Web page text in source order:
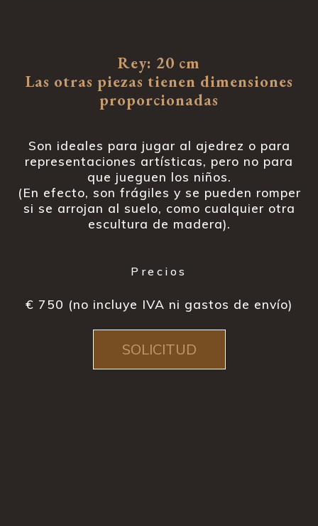
Rey: 20 cm
Las otras piezas tienen dimensiones
proporcionadas
Son ideales para jugar al ajedrez o para
representaciones artísticas, pero no para
que jueguen los niños.
(En efecto, son frágiles y se pueden romper
si se arrojan al suelo, como cualquier otra
escultura de madera).
Precios
€ 750 (no incluye IVA ni gastos de envío)
SOLICITUD